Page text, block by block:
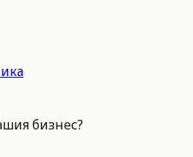
бизнес?